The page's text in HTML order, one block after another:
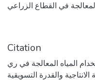
في القطاع الزراعي.
Citation
(2021). أثر استخدام المياه المعالجة في ري
والقدرة التسويقية: